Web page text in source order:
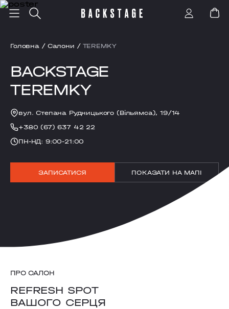
Головна / Салони / TEREMKY
BACKSTAGE
TEREMKY
вул. Степана Рудницького (Вільямса), 19/14
+380 (67) 637 42 22
ПН-НД: 9:00-21:00
ЗАПИСАТИСЯ ПОКАЗАТИ НА МАПІ
ПРО САЛОН
REFRESH SPOT
ВАШОГО СЕРЦЯ